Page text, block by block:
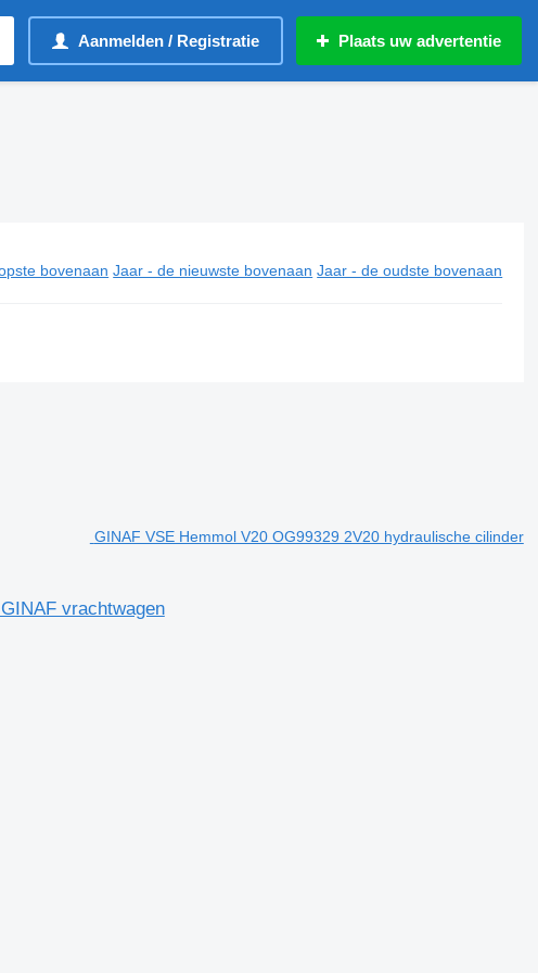
Aanmelden / Registratie Plaats uw advertentie
bovenaan Jaar - de nieuwste bovenaan Jaar - de oudste bovenaan
GINAF VSE Hemmol V20 OG99329 2V20 hydraulische cilinder
vrachtwagen